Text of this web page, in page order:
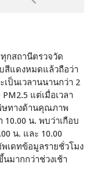
กสถานีตรวจวัด
สีแดงหมดแล้วถือว่า
ป็นเวลานนานกว่า 2
แต่เมื่อเวลา
ษทางด้านคุณภาพ
น. พบว่าเกือบ
น. และ 10.00
พเดทข้อมูลรายชั่วโมง
มากกว่าช่วงเช้า